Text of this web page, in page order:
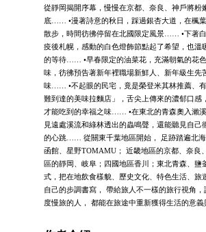
從靜岡揭開序幕，慢慢在京都、奈良、神戶將粉
底…… •漫著詩意的秋日，踩過銀杏大道，在楓
散步，時間彷彿停留在北國限定風景…… •下著
疫後札幌，感動的白色燈飾節點起了希望，也溫
的等待…… •早春限定的油菜花，充滿朝氣的花
味，彷彿預告著新年裡職場新鮮人、新年級生先
味…… •不起眼的民宅，竟是榮登米其林推薦、
難到達的美味拉麵店」，舌尖上傳來的濃郁口感
才能吃到的幸福之味…… •在東北的青森奧入瀨
見遠處溪流和綠林透出的蟲鳴聲，還能聽見自己
的心跳…… 從關東千葉地區開始， 足跡踏遍北海
函館、星野TOMAMU； 近畿地區的京都、奈良
區的靜岡、岐阜；四國地區香川；東北青森、鹽
式，把在地飲食樣貌、歷史文化、特色生活、旅
自己的步調書寫， 帶給旅人不一樣的旅行視角
度慢旅的人， 都能在旅途中重新獲得生活的意義